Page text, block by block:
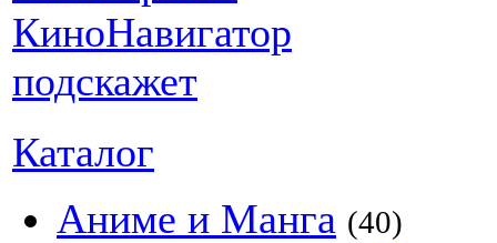
Каталог
Аниме и Манга (40)